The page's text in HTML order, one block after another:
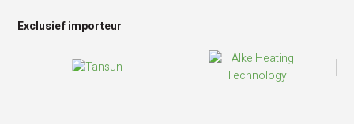
Exclusief importeur